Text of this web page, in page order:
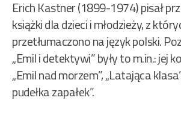
Erich Kastner (1899-1974) pisał
książki dla dzieci i młodzieży, z
przetłumaczono na język polski.
„Emil i detektywi” były to m.in.: jej
„Emil nad morzem”, „Latająca
pudełka zapałek”.